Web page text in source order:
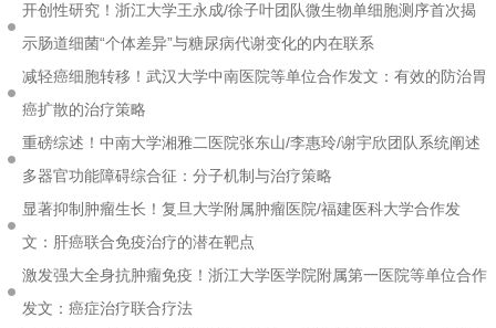
开创性研究！浙江大学王永成/徐子叶团队微生物单细胞测序首次揭
示肠道细菌“个体差异”与糖尿病代谢变化的内在联系
减轻癌细胞转移！武汉大学中南医院等单位合作发文：有效的防治胃
癌扩散的治疗策略
重磅综述！中南大学湘雅二医院张东山/李惠玲/谢宇欣团队系统阐述
多器官功能障碍综合征：分子机制与治疗策略
显著抑制肿瘤生长！复旦大学附属肿瘤医院/福建医科大学合作发
文：肝癌联合免疫治疗的潜在靶点
激发强大全身抗肿瘤免疫！浙江大学医学院附属第一医院等单位合作
发文：癌症治疗联合疗法